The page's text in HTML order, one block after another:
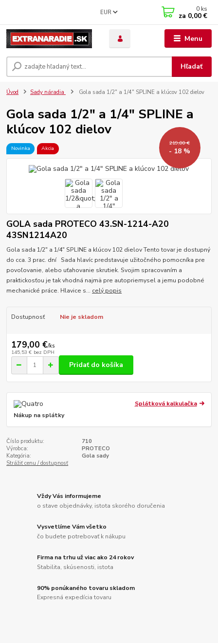
Menu
EUR
Hľadať
0 ks
za 0,00 €
Úvod Sady náradia Gola sada 1/2" a 1/4" SPLINE a klúcov 102 dielov
Gola sada 1/2" a 1/4" SPLINE a
klúcov 102 dielov
Novinka Akcia
219,00 €
- 18 %
GOLA sada PROTECO 43.SN-1214-A20
43SN1214A20
Gola sada 1/2" a 1/4" SPLINE a klúcov 102 dielov Tento tovar je dostupný
do cca. 3 prac. dní Sada hlavíc predstavuje užitočného pomocníka pre
povoľovanie, alebo uťahovanie skrutiek. Svojim spracovaním a
praktickosťou je tak vhodná najmä pre autopriemysel a jemu podobné
mechanické práce. Hlavice s... celý popis
Dostupnosť Nie je skladom
179,00 €/ks
145,53 € bez DPH
Pridať do košíka
Splátková kalkulačka
Nákup na splátky
Číslo produktu:
710
Výrobca:
PROTECO
Kategória:
Gola sady
Strážiť cenu / dostupnosť
Vždy Vás informujeme
o stave objednávky, istota skorého doručenia
Vysvetlíme Vám všetko
čo budete potrebovať k nákupu
Firma na trhu už viac ako 24 rokov
Stabilita, skúsenosti, istota
90% ponúkaného tovaru skladom
Expresná expedícia tovaru